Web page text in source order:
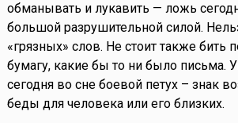
обманывать и лукавить — ложь
большой разрушительной силой.
«грязных» слов. Не стоит также бить
бумагу, какие бы то ни было письма.
сегодня во сне боевой петух – знак
беды для человека или его близких.